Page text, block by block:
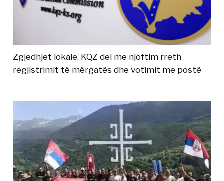
Zgjedhjet lokale, KQZ del me njoftim rreth
regjistrimit të mërgatës dhe votimit me postë